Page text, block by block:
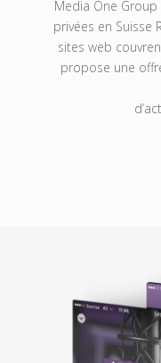
Media One
privées en Suisse
sites web
propose une